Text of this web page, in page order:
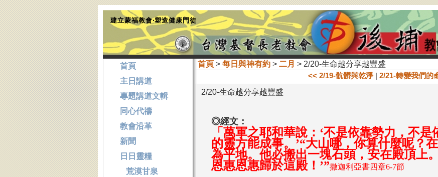
建立蒙福教會‧塑造健康門徒
首頁> 每日與神有約> 二月 > 2/20-生命越分享越豐盛
<< 2/19-骯髒與乾淨 | 2/21-轉變我們的
2/20-生命越分享越豐盛
◎經文：
「萬軍之耶和華說：‘不是依靠勢力，不
的靈方能成事。’“大山哪，你算什麼呢？
為平地。他必搬出一塊石頭，安在殿頂上
恩惠恩惠歸於這殿！’”撒迦利亞書四章6-7節
首頁
主日講道
專題講道文輯
同心代禱
教會沿革
新聞
日日靈糧
荒漠甘泉